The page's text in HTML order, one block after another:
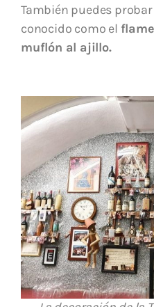
También puedes
conocido como el
muflón al ajillo.